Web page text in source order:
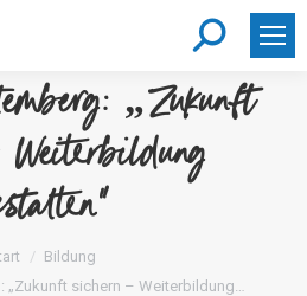
Search:
„Zukunft
Bildung
„Zukunft sichern – Weiterbildung…